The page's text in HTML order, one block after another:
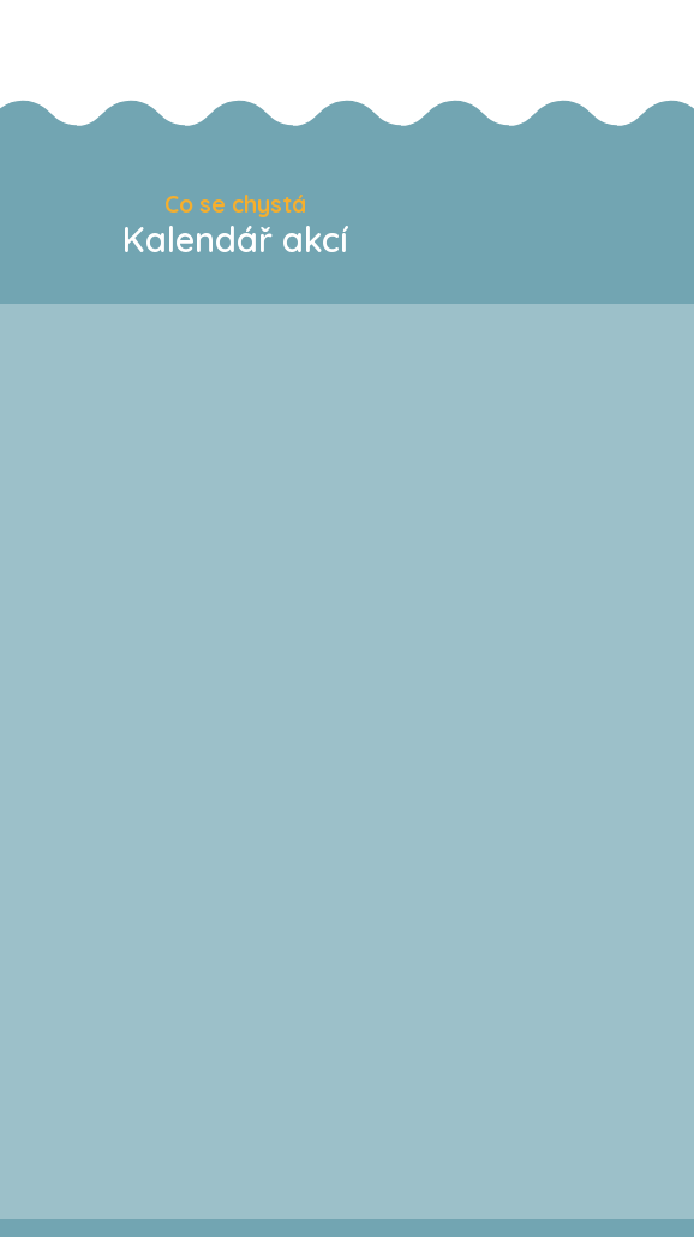
Co se chystá
Kalendář akcí